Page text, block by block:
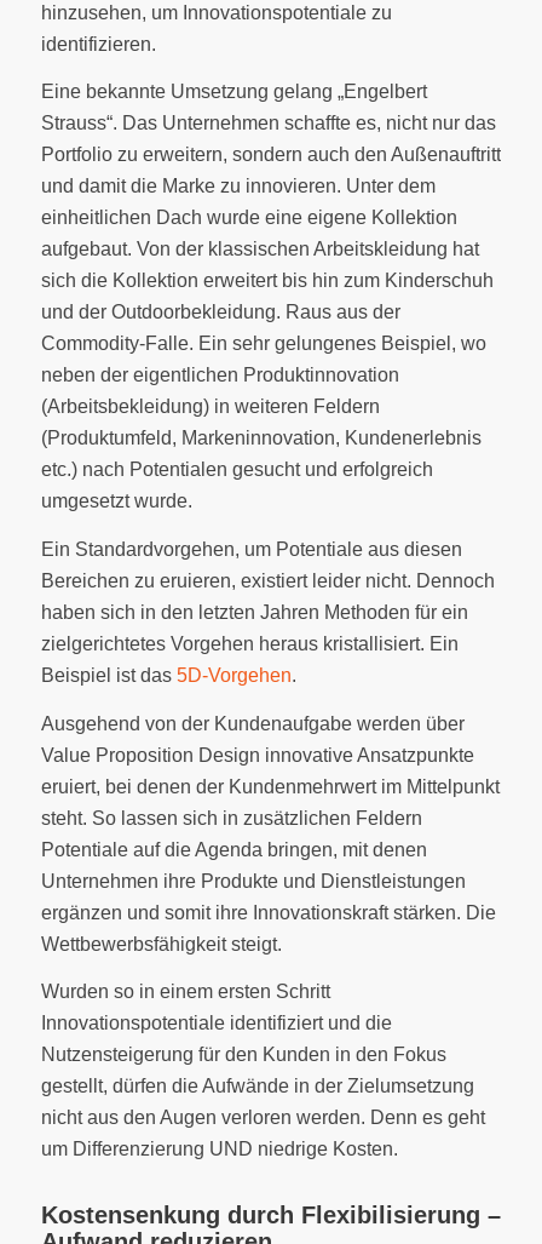
hinzusehen, um Innovationspotentiale zu
identifizieren.
Eine bekannte Umsetzung gelang „Engelbert
Strauss“. Das Unternehmen schaffte es, nicht nur das
Portfolio zu erweitern, sondern auch den Außenauftritt
und damit die Marke zu innovieren. Unter dem
einheitlichen Dach wurde eine eigene Kollektion
aufgebaut. Von der klassischen Arbeitskleidung hat
sich die Kollektion erweitert bis hin zum Kinderschuh
und der Outdoorbekleidung. Raus aus der
Commodity-Falle. Ein sehr gelungenes Beispiel, wo
neben der eigentlichen Produktinnovation
(Arbeitsbekleidung) in weiteren Feldern
(Produktumfeld, Markeninnovation, Kundenerlebnis
etc.) nach Potentialen gesucht und erfolgreich
umgesetzt wurde.
Ein Standardvorgehen, um Potentiale aus diesen
Bereichen zu eruieren, existiert leider nicht. Dennoch
haben sich in den letzten Jahren Methoden für ein
zielgerichtetes Vorgehen heraus kristallisiert. Ein
Beispiel ist das 5D-Vorgehen.
Ausgehend von der Kundenaufgabe werden über
Value Proposition Design innovative Ansatzpunkte
eruiert, bei denen der Kundenmehrwert im Mittelpunkt
steht. So lassen sich in zusätzlichen Feldern
Potentiale auf die Agenda bringen, mit denen
Unternehmen ihre Produkte und Dienstleistungen
ergänzen und somit ihre Innovationskraft stärken. Die
Wettbewerbsfähigkeit steigt.
Wurden so in einem ersten Schritt
Innovationspotentiale identifiziert und die
Nutzensteigerung für den Kunden in den Fokus
gestellt, dürfen die Aufwände in der Zielumsetzung
nicht aus den Augen verloren werden. Denn es geht
um Differenzierung UND niedrige Kosten.
Kostensenkung durch Flexibilisierung –